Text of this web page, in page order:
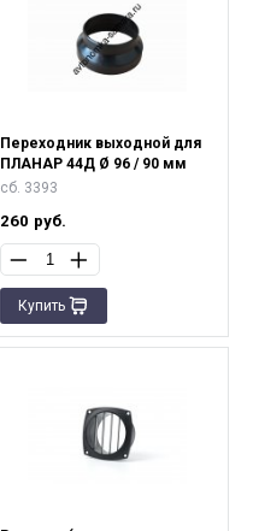
Переходник выходной для
ПЛАНАР 44Д Ø 96 / 90 мм
сб. 3393
260 руб.
Купить